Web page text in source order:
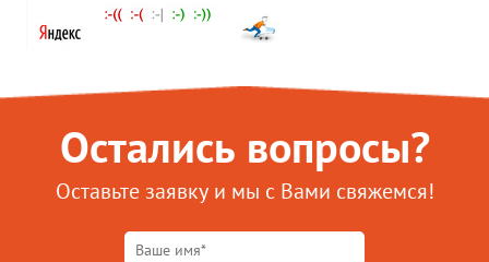
Остались вопросы?
Оставьте заявку и мы с Вами свяжемся!